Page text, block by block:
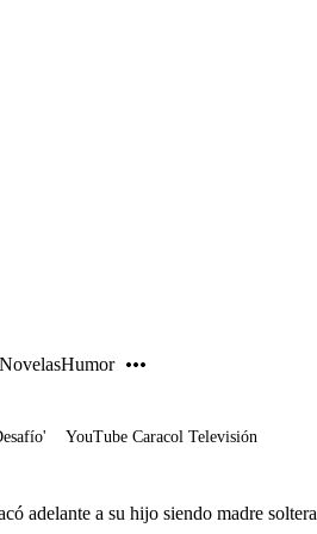
NovelasHumor
YouTube Caracol Televisión
adelante a su hijo siendo madre soltera